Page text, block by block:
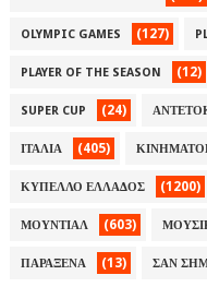
OLYMPIC GAMES (127)
PLAYER OF THE SEASON (12)
SUPER CUP (24)
ΙΤΑΛΙΑ (405)
ΚΥΠΕΛΛΟ ΕΛΛΑΔΟΣ (1200)
ΜΟΥΝΤΙΑΛ (603)
ΠΑΡΑΞΕΝΑ (13) ΣΑΝ